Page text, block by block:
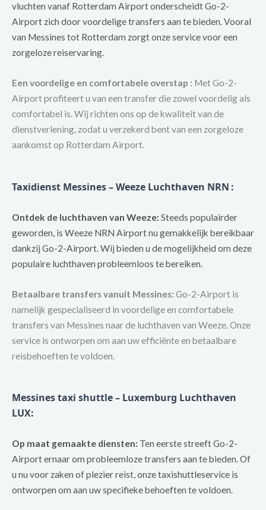
vluchten vanaf Rotterdam Airport onderscheidt Go-2-
Airport zich door voordelige transfers aan te bieden. Vooral
van Messines tot Rotterdam zorgt onze service voor een
zorgeloze reiservaring.
Een voordelige en comfortabele overstap : Met Go-2-
Airport profiteert u van een transfer die zowel voordelig als
comfortabel is. Wij richten ons op de kwaliteit van de
dienstverlening, zodat u verzekerd bent van een zorgeloze
aankomst op Rotterdam Airport.
Taxidienst Messines – Weeze Luchthaven NRN :
Ontdek de luchthaven van Weeze: Steeds populairder
geworden, is Weeze NRN Airport nu gemakkelijk bereikbaar
dankzij Go-2-Airport. Wij bieden u de mogelijkheid om deze
populaire luchthaven probleemloos te bereiken.
Betaalbare transfers vanuit Messines: Go-2-Airport is
namelijk gespecialiseerd in voordelige en comfortabele
transfers van Messines naar de luchthaven van Weeze. Onze
service is ontworpen om aan uw efficiënte en betaalbare
reisbehoeften te voldoen.
Messines taxi shuttle – Luxemburg Luchthaven
LUX:
Op maat gemaakte diensten: Ten eerste streeft Go-2-
Airport ernaar om probleemloze transfers aan te bieden. Of
u nu voor zaken of plezier reist, onze taxishuttleservice is
ontworpen om aan uw specifieke behoeften te voldoen.